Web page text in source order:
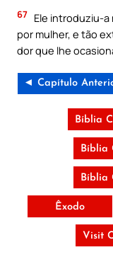
67 Ele introduziu-a
por mulher, e tão
dor que lhe
◄ Capítulo
Bíblia
Bíblia
Bíblia
Êxodo
Visit